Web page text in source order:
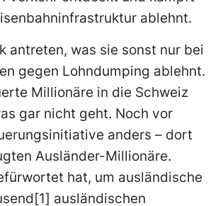
ablehnt.
antreten, was sie sonst nur bei
gegen Lohndumping ablehnt.
Millionäre in die Schweiz
gar nicht geht. Noch vor
anders – dort
Ausländer-Millionäre.
hat, um ausländische
ausländischen